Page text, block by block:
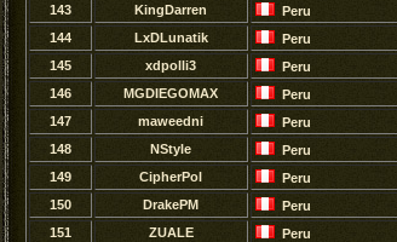
143
KingDarren Peru
144
LxDLunatik Peru
145
xdpolli3 Peru
146
MGDIEGOMAX Peru
147
maweedni Peru
148
NStyle Peru
149
CipherPol Peru
150
DrakePM Peru
151
ZUALE Peru